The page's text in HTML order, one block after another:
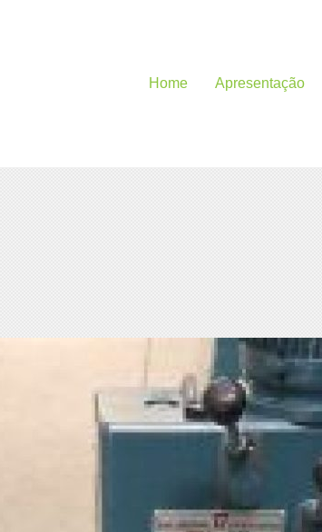
Home Apresentação